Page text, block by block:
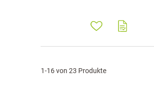
1-16 von 23 Produkte